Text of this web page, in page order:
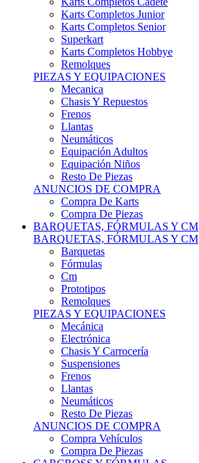
Karts Completos Senior
Superkart
Karts Completos Hobbye
Remolques
PIEZAS Y EQUIPACIONES
Mecanica
Chasis Y Repuestos
Frenos
Llantas
Neumáticos
Equipación Adultos
Equipación Niños
Resto De Piezas
ANUNCIOS DE COMPRA
Compra De Karts
Compra De Piezas
BARQUETAS, FÓRMULAS Y CM
BARQUETAS, FÓRMULAS Y CM
Barquetas
Fórmulas
Cm
Prototipos
Remolques
PIEZAS Y EQUIPACIONES
Mecánica
Electrónica
Chasis Y Carrocería
Suspensiones
Frenos
Llantas
Neumáticos
Resto De Piezas
ANUNCIOS DE COMPRA
Compra Vehículos
Compra De Piezas
CARCROSS Y FÓRMULAS
CARCROSS Y FORMULAS TT